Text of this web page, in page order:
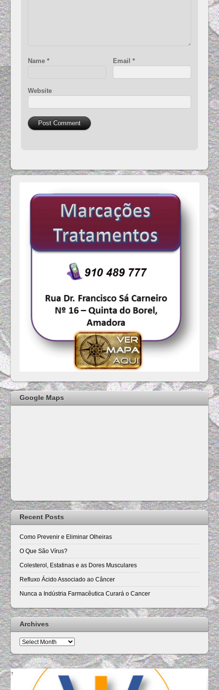
Name* Email *
Website
Google Maps
Recent Posts
Como Prevenir e Eliminar Olheiras
O Que São Vírus?
Colesterol, Estatinas e as Dores Musculares
Refluxo Ácido Associado ao Câncer
Nunca a Indústria Farmacêutica Curará o Cancer
Archives
Archives
↑